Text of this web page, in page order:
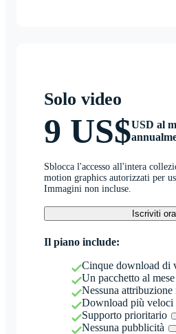
Solo video
9 US$USD al
Sblocca l'accesso all'intera
motion graphics autorizzati per
Immagini non incluse.
Iscriviti ora
Il piano include:
Cinque download di
Un pacchetto al mese
Nessuna attribuzione
Download più veloci
Supporto prioritario
Nessuna pubblicità